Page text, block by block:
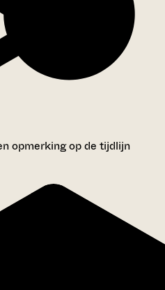
opmerking op de tijdlijn